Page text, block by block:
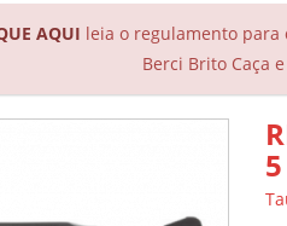
AQUI leia o regulamento para
Berci Brito Caça